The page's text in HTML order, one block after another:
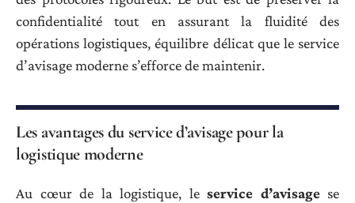
confidentialité tout en assurant la fluidité des
opérations logistiques, équilibre délicat que le service
d’avisage moderne s’efforce de maintenir.
Les avantages du service d’avisage pour la
logistique moderne
Au cœur de la logistique, le service d’avisagese